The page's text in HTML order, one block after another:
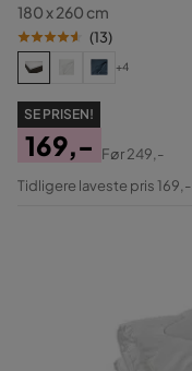
180 x 260 cm
(13)
+4
SE PRISEN!
Pris
169,-
Original
Før249,-
Tidligere laveste pris 169,-